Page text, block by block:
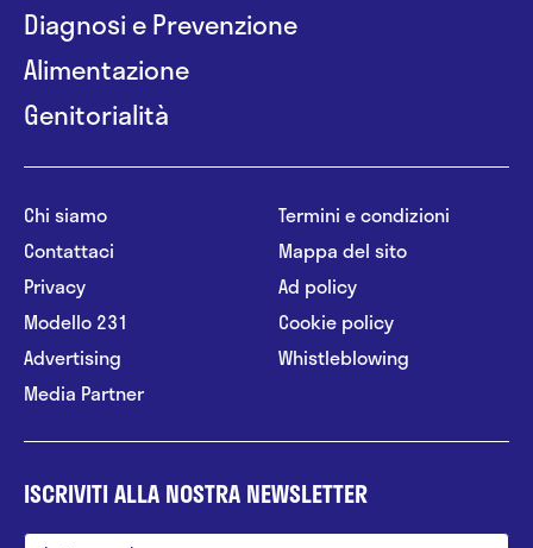
Diagnosi e Prevenzione
Alimentazione
Genitorialità
Chi siamo
Contattaci
Privacy
Modello 231
Advertising
Media Partner
Termini e condizioni
Mappa del sito
Ad policy
Cookie policy
Whistleblowing
ISCRIVITI ALLA NOSTRA NEWSLETTER